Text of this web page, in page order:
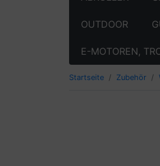
OUTDOOR
E-MOTOREN,
Startseite Zubehör